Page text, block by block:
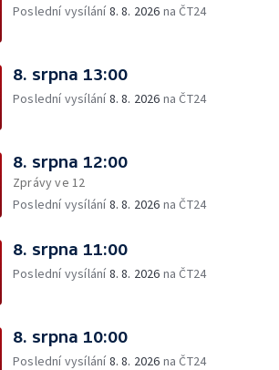
Poslední vysílání8. 8. 2026 na ČT24
8. srpna 13:00
Poslední vysílání8. 8. 2026 na ČT24
8. srpna 12:00
Zprávy ve 12
Poslední vysílání8. 8. 2026 na ČT24
8. srpna 11:00
Poslední vysílání8. 8. 2026 na ČT24
8. srpna 10:00
Poslední vysílání8. 8. 2026 na ČT24